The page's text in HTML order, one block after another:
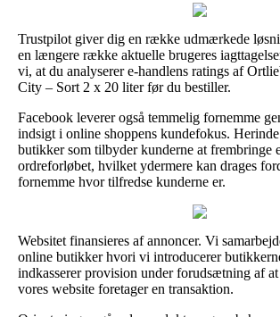
Trustpilot giver dig en række udmærkede
en længere række aktuelle brugeres
vi, at du analyserer e-handlens ratings af
City – Sort 2 x 20 liter før du bestiller.
Facebook leverer også temmelig fornemme
indsigt i online shoppens kundefokus.
butikker som tilbyder kunderne at frembringe
ordreforløbet, hvilket ydermere kan drages
fornemme hvor tilfredse kunderne er.
Websitet finansieres af annoncer. Vi
online butikker hvori vi introducerer
indkasserer provision under forudsætning af
vores website foretager en transaktion.